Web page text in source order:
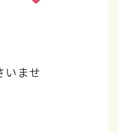
ませ